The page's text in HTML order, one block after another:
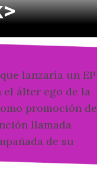
lanzaría un EP
álter ego de la
promoción de
llamada
de su